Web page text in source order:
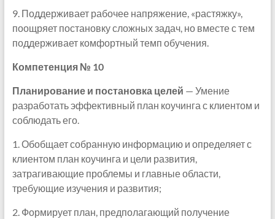
9. Поддерживает рабочее напряжение, «растяжку»,
поощряет постановку сложных задач, но вместе с тем
поддерживает комфортный темп обучения.
Компетенция № 10
Планирование и постановка целей — Умение
разработать эффективный план коучинга с клиентом и
соблюдать его.
1. Обобщает собранную информацию и определяет с
клиентом план коучинга и цели развития,
затрагивающие проблемы и главные области,
требующие изучения и развития;
2. Формирует план, предполагающий получение